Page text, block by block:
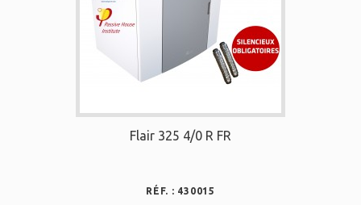
Flair 325 4/0 R FR
RÉF. : 430015